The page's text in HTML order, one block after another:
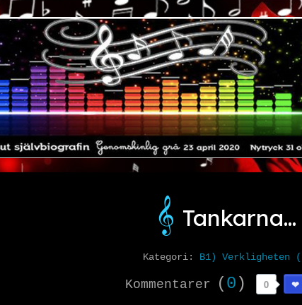
𝄞️ Tankarna...
Kategori: B1) Verkligheten
Kommentarer (0 ) 0